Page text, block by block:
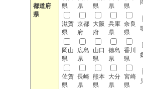
都道府
県
県
県
県
県
県
滋賀
県
京都
府
大阪
府
兵庫
県
奈良
県
岡山
県
広島
県
山口
県
徳島
県
香川
県
佐賀
県
長崎
県
熊本
県
大分
県
宮崎
県